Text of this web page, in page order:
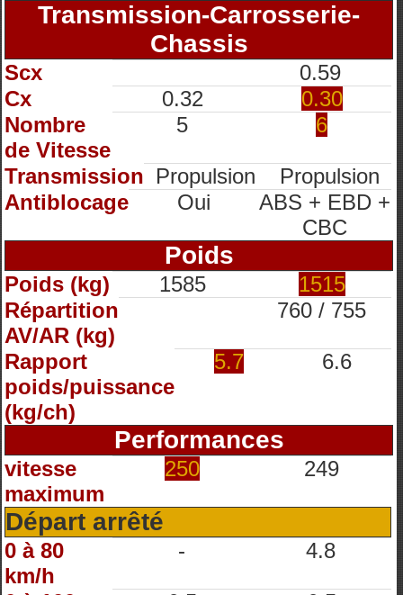
Transmission-Carrosserie-
Chassis
Scx
0.59
Cx
0.32
0.30
Nombre
de Vitesse
5 6
Transmission Propulsion
Propulsion
Antiblocage
Oui
ABS + EBD +
CBC
Poids
Poids (kg) 1585
1515
Répartition
AV/AR (kg)
760 / 755
Rapport
poids/puissance
(kg/ch)
5.7 6.6
Performances
vitesse
maximum
250 249
Départ arrêté
0 à 80
km/h
- 4.8